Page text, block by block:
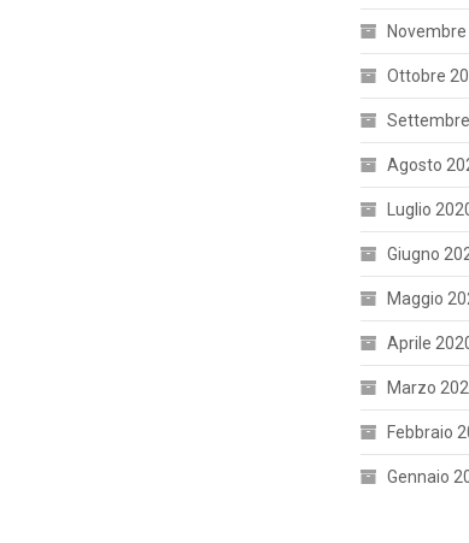
Ottobre
Agosto
Luglio
Giugno
Maggio
Aprile
Marzo
Febbraio
Gennaio